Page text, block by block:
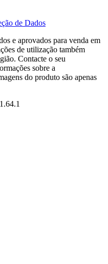
de Dados
e aprovados para venda em
de utilização também
Contacte o seu
sobre a
do produto são apenas
1.64.1